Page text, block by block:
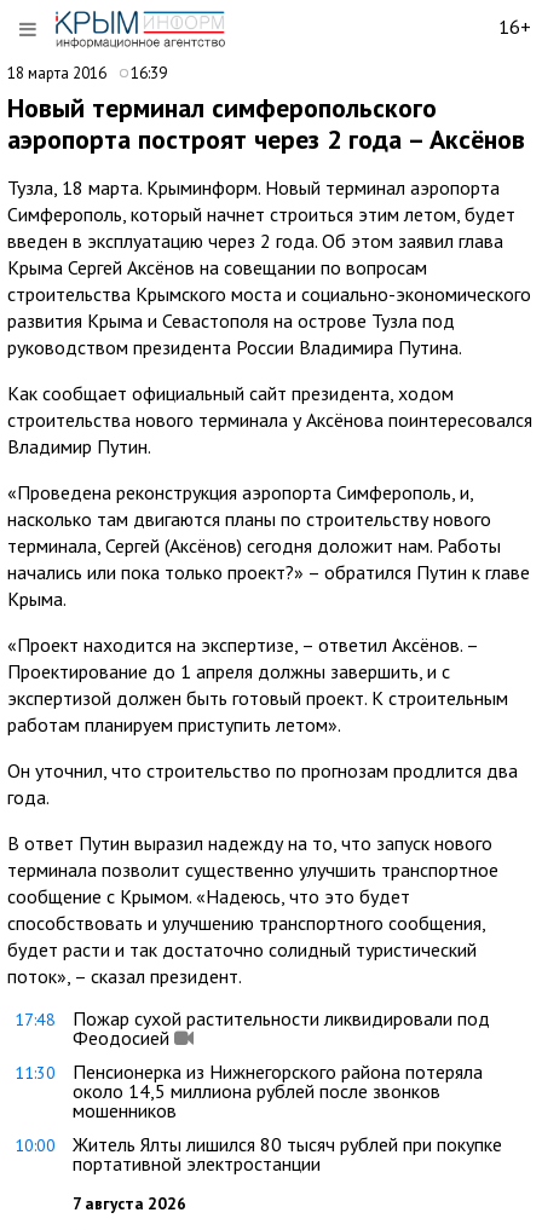
16+
18 марта 2016 16:39
Новый терминал симферопольского
аэропорта построят через 2 года – Аксёнов
Тузла, 18 марта. Крыминформ. Новый терминал аэропорта
Симферополь, который начнет строиться этим летом, будет
введен в эксплуатацию через 2 года. Об этом заявил глава
Крыма Сергей Аксёнов на совещании по вопросам
строительства Крымского моста и социально-экономического
развития Крыма и Севастополя на острове Тузла под
руководством президента России Владимира Путина.
Как сообщает официальный сайт президента, ходом
строительства нового терминала у Аксёнова поинтересовался
Владимир Путин.
«Проведена реконструкция аэропорта Симферополь, и,
насколько там двигаются планы по строительству нового
терминала, Сергей (Аксёнов) сегодня доложит нам. Работы
начались или пока только проект?» – обратился Путин к главе
Крыма.
«Проект находится на экспертизе, – ответил Аксёнов. –
Проектирование до 1 апреля должны завершить, и с
экспертизой должен быть готовый проект. К строительным
работам планируем приступить летом».
Он уточнил, что строительство по прогнозам продлится два
года.
В ответ Путин выразил надежду на то, что запуск нового
терминала позволит существенно улучшить транспортное
сообщение с Крымом. «Надеюсь, что это будет
способствовать и улучшению транспортного сообщения,
будет расти и так достаточно солидный туристический
поток», – сказал президент.
17:48
Пожар сухой растительности ликвидировали под
Феодосией
11:30
Пенсионерка из Нижнегорского района потеряла
около 14,5 миллиона рублей после звонков
мошенников
10:00
Житель Ялты лишился 80 тысяч рублей при покупке
портативной электростанции
7 августа 2026